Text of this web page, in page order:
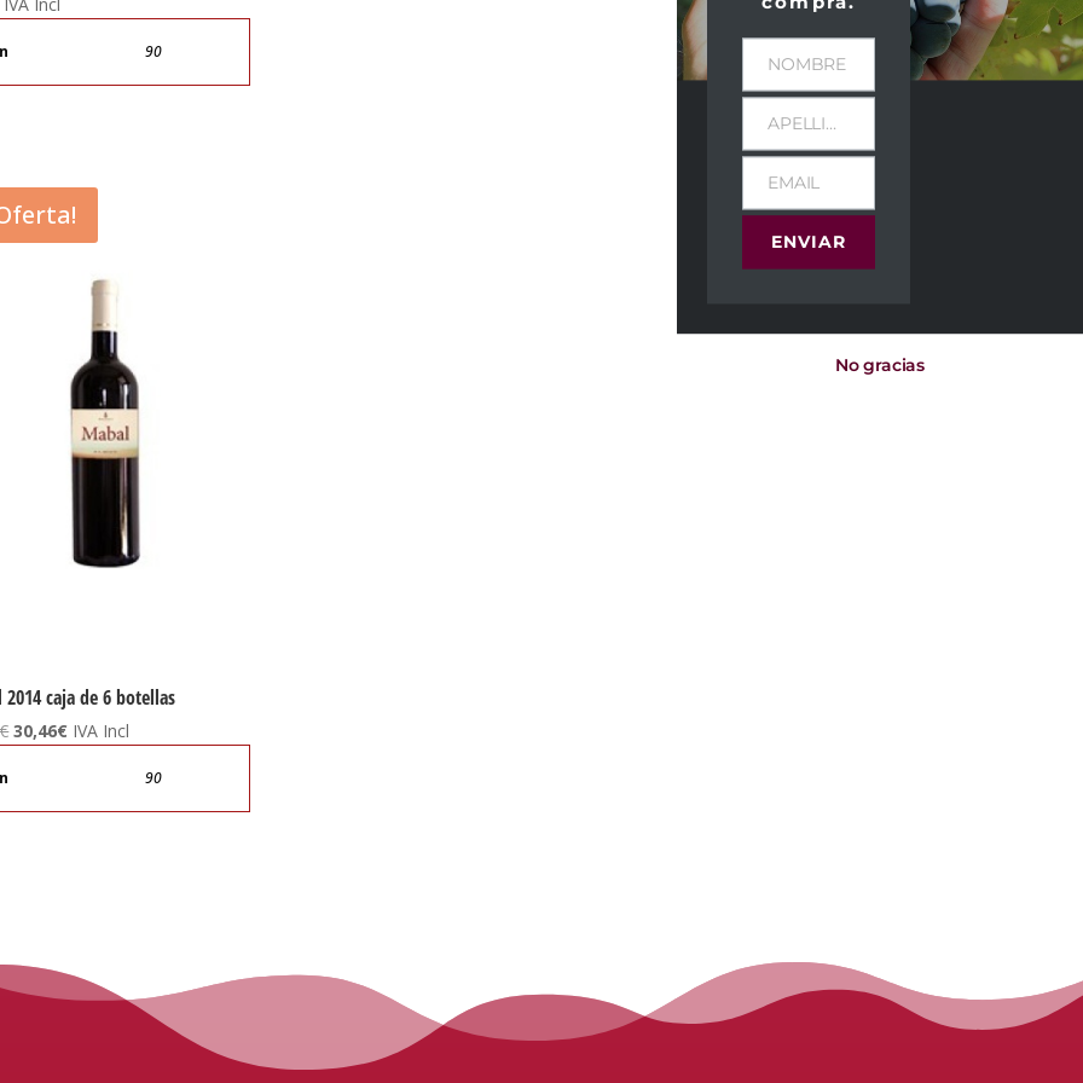
90
2014 caja de 6 botellas
€El
era:
30,46€El
es:
IVA Incl
90
NOMBRE
APELLIDOS
EMAIL
ENVIAR
No gracias